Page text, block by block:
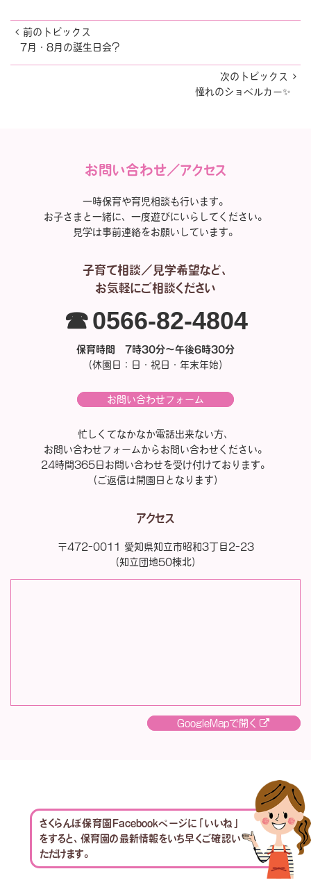
前のトピックス
7月・8月の誕生日会?
次のトピックス
憧れのショベルカー✨
お問い合わせ／アクセス
一時保育や育児相談も行います。
お子さまと一緒に、一度遊びにいらしてください。
見学は事前連絡をお願いしています。
子育て相談／見学希望など、
お気軽にご相談ください
☎0566-82-4804
保育時間 7時30分～午後6時30分
（休園日：日・祝日・年末年始）
お問い合わせフォーム
忙しくてなかなか電話出来ない方、
お問い合わせフォームからお問い合わせください。
24時間365日お問い合わせを受け付けております。
（ご返信は開園日となります）
アクセス
〒472-0011 愛知県知立市昭和3丁目2-23
（知立団地50棟北）
GoogleMapで開く
さくらんぼ保育園Facebookページに「いいね」
をすると、保育園の最新情報をいち早くご確認い
ただけます。